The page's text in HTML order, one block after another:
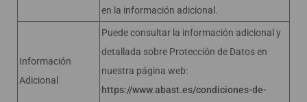
en la información adicional.
Información
Adicional
Puede consultar la información adicional y
detallada sobre Protección de Datos en
nuestra página web:
https://www.abast.es/condiciones-de-